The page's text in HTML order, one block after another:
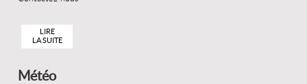
LIRE
LA SUITE
Météo